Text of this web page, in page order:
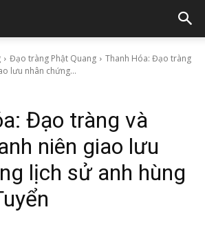
Đạo tràng Phật Quang
Thanh Hóa: Đạo tràng
lưu nhân chứng...
Đạo tràng và
niên giao lưu
lịch sử anh hùng